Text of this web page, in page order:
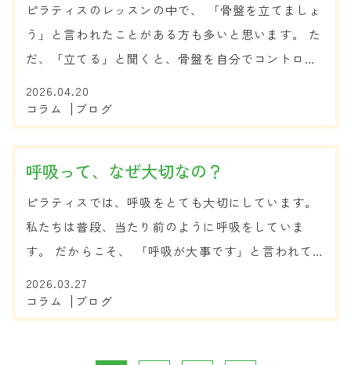
ピラティスのレッスンの中で、 「骨盤を立てましょ
う」と言われたことがある方も多いと思います。 た
だ、「立てる」と聞くと、骨盤を自分でコントロー
ん。 でも実際には、骨盤だけを意識しても、うまく
整わないことが多いものです。 1.骨盤は単独...
2026.04.20
コラム
ブログ
呼吸って、なぜ大切なの？
ピラティスでは、呼吸をとても大切にしています。
私たちは普段、当たり前のように呼吸をしていま
す。 だからこそ、 「呼吸が大事です」と言われて
この呼吸、 身体の「支え方」に深く関わっていま
す。 1.呼吸は体を支える！？ 身...
2026.03.27
コラム
ブログ